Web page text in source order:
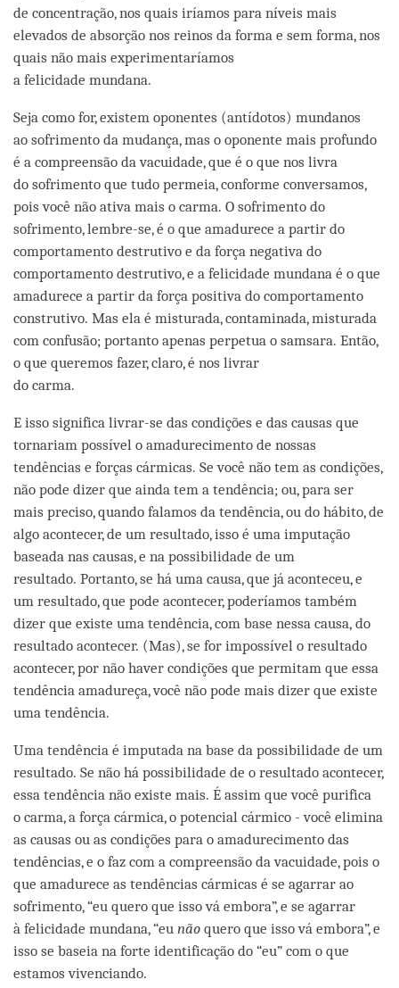
de concentração, nos quais iríamos para níveis mais
elevados de absorção nos reinos da forma e sem forma, nos
quais não mais experimentaríamos
a felicidade mundana.
Seja como for, existem oponentes (antídotos) mundanos
ao sofrimento da mudança, mas o oponente mais profundo
é a compreensão da vacuidade, que é o que nos livra
do sofrimento que tudo permeia, conforme conversamos,
pois você não ativa mais o carma. O sofrimento do
sofrimento, lembre-se, é o que amadurece a partir do
comportamento destrutivo e da força negativa do
comportamento destrutivo, e a felicidade mundana é o que
amadurece a partir da força positiva do comportamento
construtivo. Mas ela é misturada, contaminada, misturada
com confusão; portanto apenas perpetua o samsara. Então,
o que queremos fazer, claro, é nos livrar
do carma.
E isso significa livrar-se das condições e das causas que
tornariam possível o amadurecimento de nossas
tendências e forças cármicas. Se você não tem as condições,
não pode dizer que ainda tem a tendência; ou, para ser
mais preciso, quando falamos da tendência, ou do hábito, de
algo acontecer, de um resultado, isso é uma imputação
baseada nas causas, e na possibilidade de um
resultado. Portanto, se há uma causa, que já aconteceu, e
um resultado, que pode acontecer, poderíamos também
dizer que existe uma tendência, com base nessa causa, do
resultado acontecer. (Mas), se for impossível o resultado
acontecer, por não haver condições que permitam que essa
tendência amadureça, você não pode mais dizer que existe
uma tendência.
Uma tendência é imputada na base da possibilidade de um
resultado. Se não há possibilidade de o resultado acontecer,
essa tendência não existe mais. É assim que você purifica
o carma, a força cármica, o potencial cármico - você elimina
as causas ou as condições para o amadurecimento das
tendências, e o faz com a compreensão da vacuidade, pois o
que amadurece as tendências cármicas é se agarrar ao
sofrimento, “eu quero que isso vá embora”, e se agarrar
à felicidade mundana, “eu não quero que isso vá embora”, e
isso se baseia na forte identificação do “eu” com o que
estamos vivenciando.